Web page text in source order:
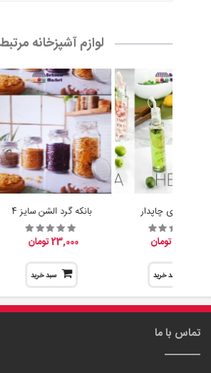
لوازم آشپزخانه مرتبط
آبلیموخوری چاپدار
سبد خرید
بانکه گرد الشن سایز 4
23,000 تومان
سبد خرید
تماس با ما